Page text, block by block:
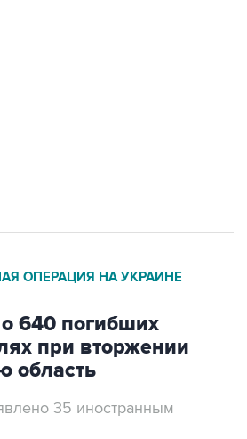
ОПЕРАЦИЯ НА УКРАИНЕ
640 погибших
при вторжении
область
35 иностранным